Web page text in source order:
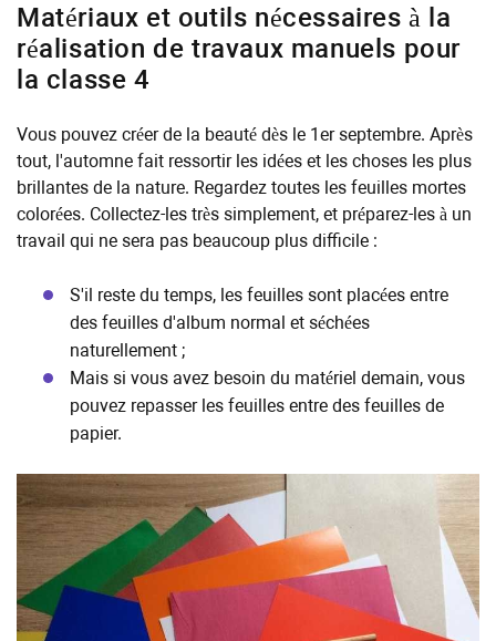
Matériaux et outils nécessaires à la
réalisation de travaux manuels pour
la classe 4
Vous pouvez créer de la beauté dès le 1er septembre. Après
tout, l'automne fait ressortir les idées et les choses les plus
brillantes de la nature. Regardez toutes les feuilles mortes
colorées. Collectez-les très simplement, et préparez-les à un
travail qui ne sera pas beaucoup plus difficile :
S'il reste du temps, les feuilles sont placées entre
des feuilles d'album normal et séchées
naturellement ;
Mais si vous avez besoin du matériel demain, vous
pouvez repasser les feuilles entre des feuilles de
papier.